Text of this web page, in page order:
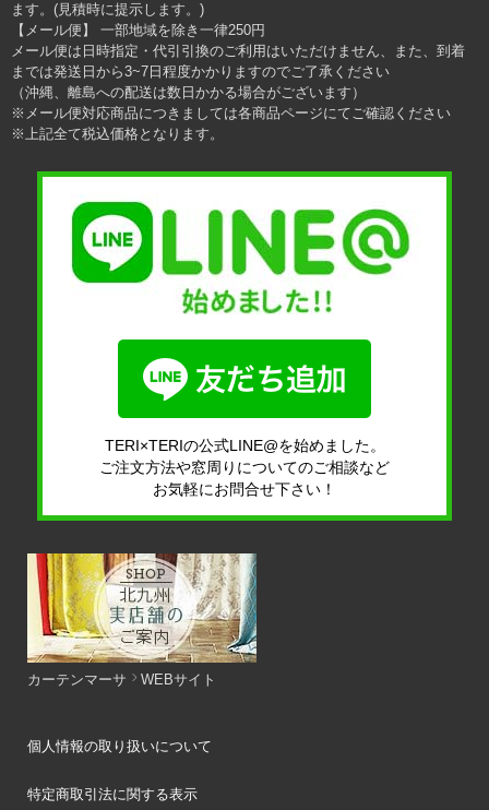
ます。(見積時に提示します。)
【メール便】 一部地域を除き一律250円
メール便は日時指定・代引引換のご利用はいただけません、また、到着
までは発送日から3~7日程度かかりますのでご了承ください
（沖縄、離島への配送は数日かかる場合がございます）
※メール便対応商品につきましては各商品ページにてご確認ください
※上記全て税込価格となります。
TERI×TERIの公式LINE@を始めました。
ご注文方法や窓周りについてのご相談など
お気軽にお問合せ下さい！
カーテンマーサ WEBサイト
個人情報の取り扱いについて
特定商取引法に関する表示